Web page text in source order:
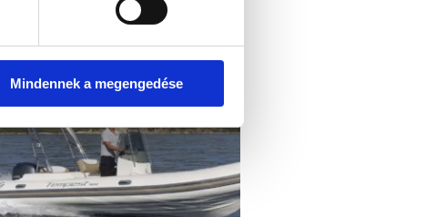
Mindennek a megengedése